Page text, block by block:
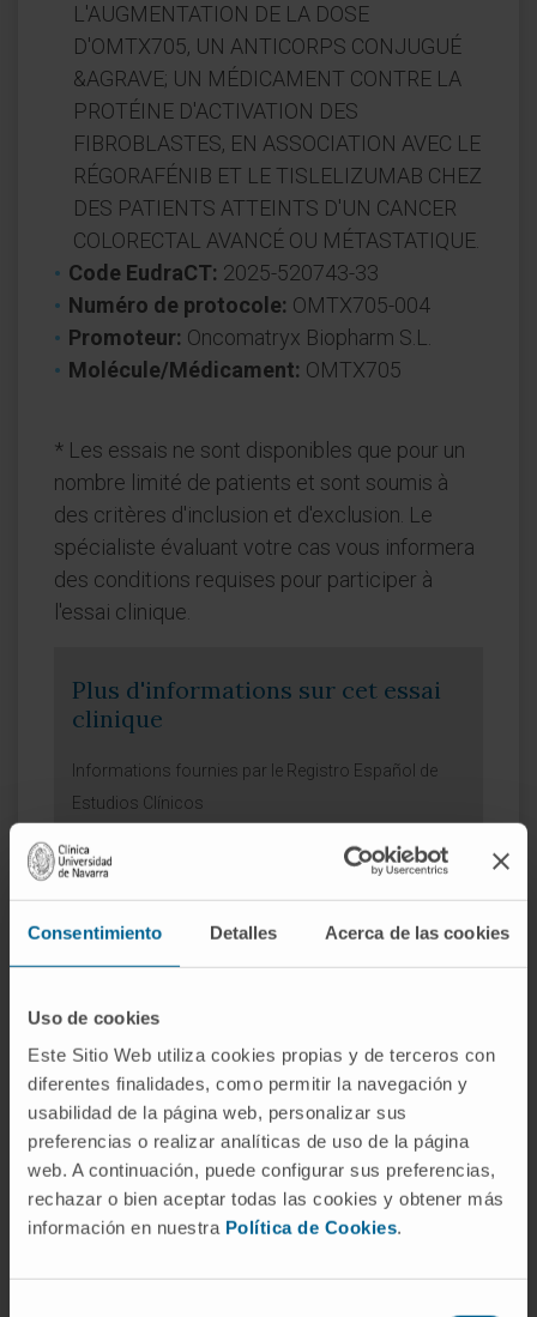
Consentimiento Detalles Acerca de las cookies
Uso de cookies
Este Sitio Web utiliza cookies propias y de terceros con
diferentes finalidades, como permitir la navegación y
usabilidad de la página web, personalizar sus
preferencias o realizar analíticas de uso de la página
web. A continuación, puede configurar sus preferencias,
rechazar o bien aceptar todas las cookies y obtener más
información en nuestra Política de Cookies.
L'AUGMENTATION DE LA DOSE
D'OMTX705, UN ANTICORPS CONJUGUÉ
&AGRAVE; UN MÉDICAMENT CONTRE LA
PROTÉINE D'ACTIVATION DES
FIBROBLASTES, EN ASSOCIATION AVEC LE
RÉGORAFÉNIB ET LE TISLELIZUMAB CHEZ
DES PATIENTS ATTEINTS D'UN CANCER
COLORECTAL AVANCÉ OU MÉTASTATIQUE.
Code EudraCT: 2025-520743-33
Numéro de protocole: OMTX705-004
Promoteur: Oncomatryx Biopharm S.L.
Molécule/Médicament: OMTX705
* Les essais ne sont disponibles que pour un
nombre limité de patients et sont soumis à
des critères d'inclusion et d'exclusion. Le
spécialiste évaluant votre cas vous informera
des conditions requises pour participer à
l'essai clinique.
Plus d'informations sur cet essai
clinique
Informations fournies par le Registro Español de
Estudios Clínicos
Résumé
Informations
Calendrier
Centres
Médicaments
Lire plus sur cet essai clinique